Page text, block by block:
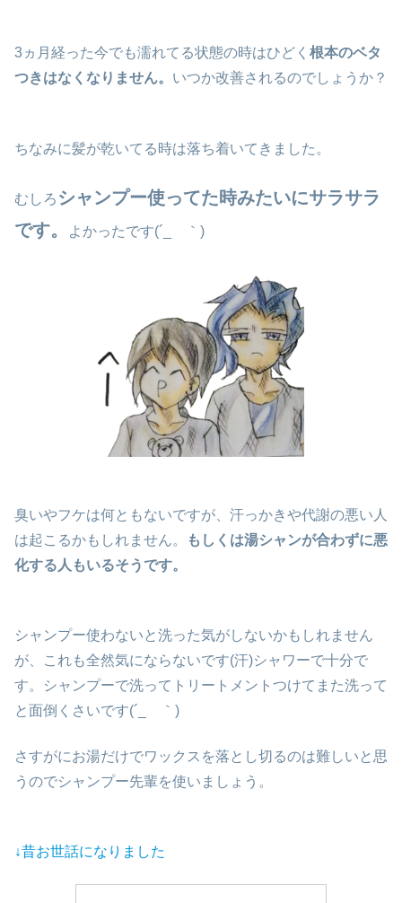
3ヵ月経った今でも濡れてる状態の時はひどく 根本のベタ
つきはなくなりません。 いつか改善されるのでしょうか？
ちなみに髪が乾いてる時は落ち着いてきました。
むしろ シャンプー使ってた時みたいにサラサラ
です。
よかったです(´_ゝ｀)
臭いやフケは何ともないですが、汗っかきや代謝の悪い人
は起こるかもしれません。
もしくは湯シャンが合わずに悪
化する人もいるそうです。
シャンプー使わないと洗った気がしないかもしれません
が、これも全然気にならないです(汗)シャワーで十分で
す。シャンプーで洗ってトリートメントつけてまた洗って
と面倒くさいです(´_ゝ｀)
さすがにお湯だけでワックスを落とし切るのは難しいと思
うのでシャンプー先輩を使いましょう。
↓昔お世話になりました